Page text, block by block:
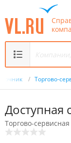
/ Торгово-
Доступная
Торгово-